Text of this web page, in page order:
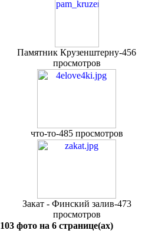
Памятник Крузенштерну-456
просмотров
что-то-485 просмотров
Закат - Финский залив-473
просмотров
103 фото на 6 странице(ах)